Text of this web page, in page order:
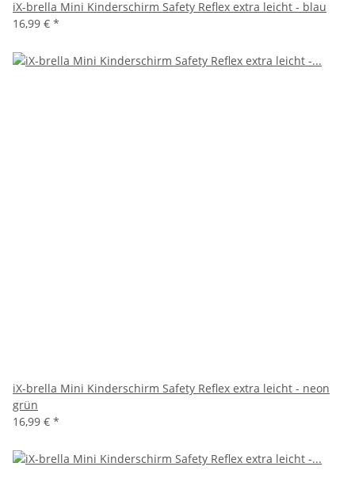
iX-brella Mini Kinderschirm Safety Reflex extra leicht - blau
16,99 € *
iX-brella Mini Kinderschirm Safety Reflex extra leicht - neon
grün
16,99 € *